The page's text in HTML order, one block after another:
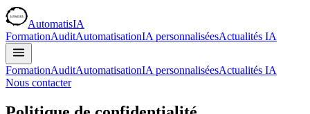
AutomatisIA
FormationAuditAutomatisationIA personnaliséesActualités IA
FormationAuditAutomatisationIA personnaliséesActualités IA
Nous contacter